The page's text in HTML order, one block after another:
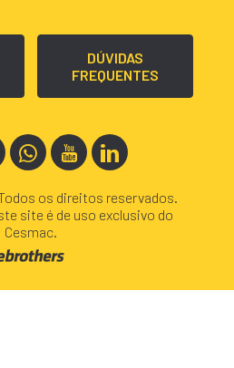
DÚVIDAS
FREQUENTES
os direitos reservados.
site é de uso exclusivo do
Cesmac.